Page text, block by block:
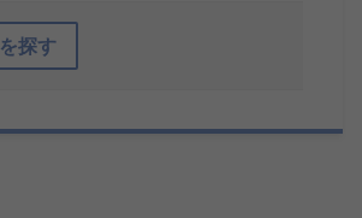
探す